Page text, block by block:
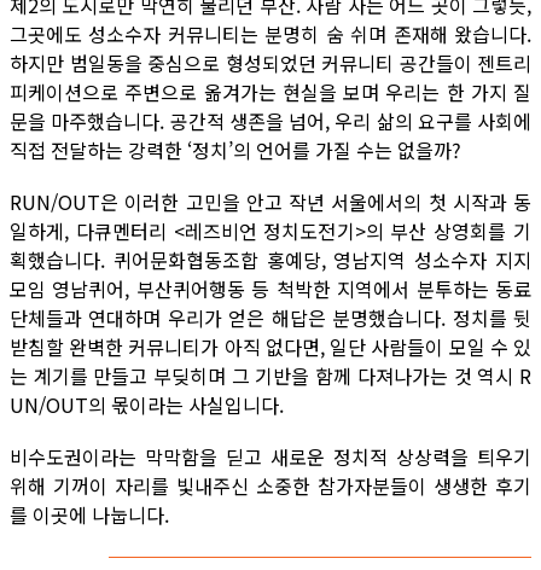
그곳에도 성소수자 커뮤니티는 분명히 숨 쉬며 존재해 왔습니다.
하지만 범일동을 중심으로 형성되었던 커뮤니티 공간들이 젠트리
피케이션으로 주변으로 옮겨가는 현실을 보며 우리는 한 가지 질
문을 마주했습니다. 공간적 생존을 넘어, 우리 삶의 요구를 사회에
직접 전달하는 강력한 ‘정치’의 언어를 가질 수는 없을까?
RUN/OUT은 이러한 고민을 안고 작년 서울에서의 첫 시작과 동
일하게, 다큐멘터리 <레즈비언 정치도전기>의 부산 상영회를 기
획했습니다. 퀴어문화협동조합 홍예당, 영남지역 성소수자 지지
모임 영남퀴어, 부산퀴어행동 등 척박한 지역에서 분투하는 동료
단체들과 연대하며 우리가 얻은 해답은 분명했습니다. 정치를 뒷
받침할 완벽한 커뮤니티가 아직 없다면, 일단 사람들이 모일 수 있
는 계기를 만들고 부딪히며 그 기반을 함께 다져나가는 것 역시 R
UN/OUT의 몫이라는 사실입니다.
비수도권이라는 막막함을 딛고 새로운 정치적 상상력을 틔우기
위해 기꺼이 자리를 빛내주신 소중한 참가자분들이 생생한 후기
를 이곳에 나눕니다.